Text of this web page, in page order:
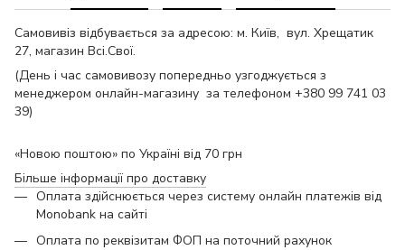
Самовивіз відбувається за адресою: м. Київ, вул. Хрещатик
27, магазин Всі.Свої.
(День і час самовивозу попередньо узгоджується з
менеджером онлайн-магазину за телефоном +380 99 741 03
39)
«Новою поштою» по Україні від 70 грн
Більше інформації про доставку
Оплата здійснюється через систему онлайн платежів від
Monobank на сайті
Оплата по реквізитам ФОП на поточний рахунок